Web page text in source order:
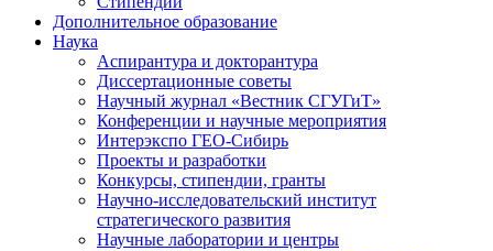
Дополнительное образование
Наука
Аспирантура и докторантура
Диссертационные советы
Научный журнал «Вестник СГУГиТ»
Конференции и научные мероприятия
Интерэкспо ГЕО-Сибирь
Проекты и разработки
Конкурсы, стипендии, гранты
Научно-исследовательский институт
стратегического развития
Научные лаборатории и центры